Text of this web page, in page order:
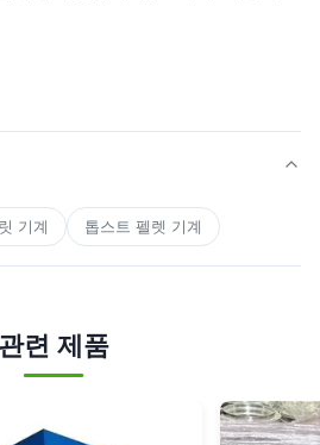
기계 톱스트 펠렛 기계
관련 제품